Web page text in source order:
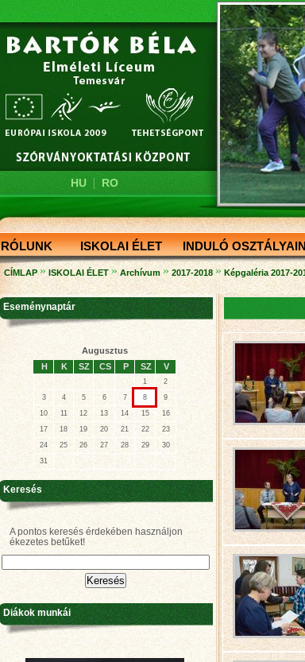
HU| RO
RÓLUNK ISKOLAI ÉLET INDULÓ
CÍMLAP » ISKOLAI ÉLET » Archívum » 2017-2018 » Képgaléria 2017-
Eseménynaptár
Augusztus
H
K SZ CS P SZ V
1
2
3
4 5 6 7 8
9
10
11 12 13 14 15
16
17
18 19 20 21 22
23
24
25 26 27 28 29
30
31
Keresés
A pontos keresés érdekében használjon
ékezetes betűket!
Diákok munkái